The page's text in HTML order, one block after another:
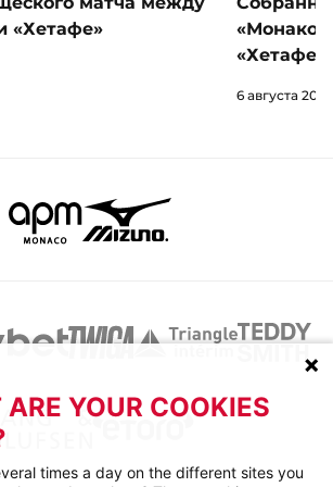
«Хетафе»
«Хетафе»
6 августа 2026
YOUR COOKIES
times a day on the different sites you